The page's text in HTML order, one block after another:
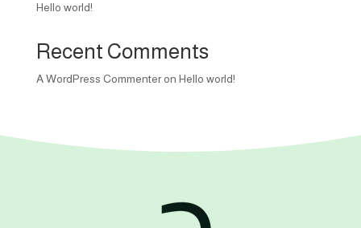
Hello world!
Recent Comments
A WordPress Commenteron Hello world!